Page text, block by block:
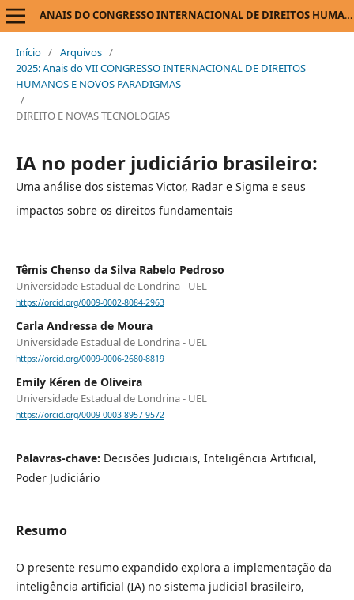
ANAIS DO CONGRESSO INTERNACIONAL DE DIREITOS HUMANOS E NOVOS PARADIGMAS
Início / Arquivos /
2025: Anais do VII CONGRESSO INTERNACIONAL DE DIREITOS
HUMANOS E NOVOS PARADIGMAS
/
DIREITO E NOVAS TECNOLOGIAS
IA no poder judiciário brasileiro:
Uma análise dos sistemas Victor, Radar e Sigma e seus
impactos sobre os direitos fundamentais
Têmis Chenso da Silva Rabelo Pedroso
Universidade Estadual de Londrina - UEL
https://orcid.org/0009-0002-8084-2963
Carla Andressa de Moura
Universidade Estadual de Londrina - UEL
https://orcid.org/0009-0006-2680-8819
Emily Kéren de Oliveira
Universidade Estadual de Londrina - UEL
https://orcid.org/0009-0003-8957-9572
Palavras-chave: Decisões Judiciais, Inteligência Artificial,
Poder Judiciário
Resumo
O presente resumo expandido explora a ͏implementação da
inteligência artificial (IA) no sistema judicial brasileiro,